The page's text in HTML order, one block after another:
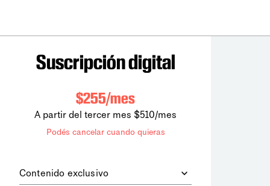
Suscripción digital
$255/mes
A partir del tercer mes $510/mes
Podés cancelar cuando quieras
Contenido exclusivo